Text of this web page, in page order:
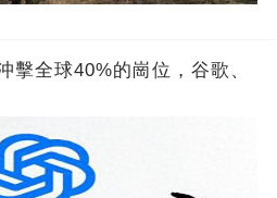
擊全球40%的崗位，谷歌、